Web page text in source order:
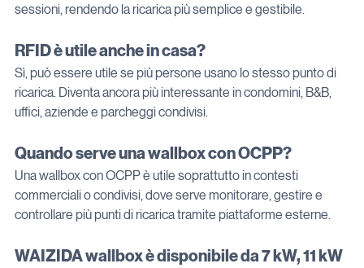
sessioni, rendendo la ricarica più semplice e gestibile.
RFID è utile anche in casa?
Sì, può essere utile se più persone usano lo stesso punto di
ricarica. Diventa ancora più interessante in condomini, B&B,
uffici, aziende e parcheggi condivisi.
Quando serve una wallbox con OCPP?
Una wallbox con OCPP è utile soprattutto in contesti
commerciali o condivisi, dove serve monitorare, gestire e
controllare più punti di ricarica tramite piattaforme esterne.
WAIZIDA wallbox è disponibile da 7 kW, 11 kW